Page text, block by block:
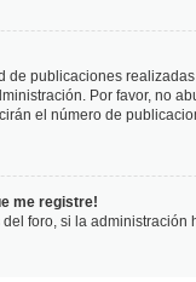
publicaciones
Por favor, no
el número de
me registre!
foro, si la